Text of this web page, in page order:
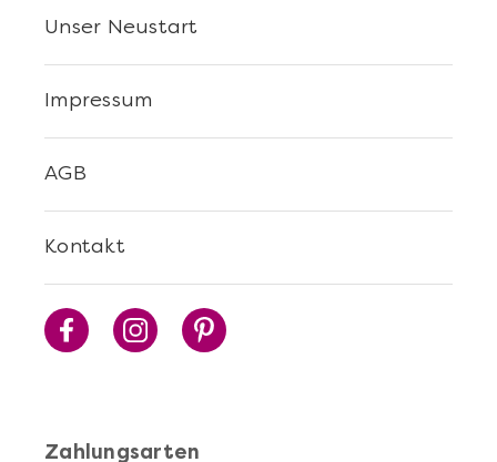
Mehr anzeigen
Sushi Selber Machen - DIY-Set
Zahlungsarten
Kontakt
AGB
Impressum
Unser Neustart